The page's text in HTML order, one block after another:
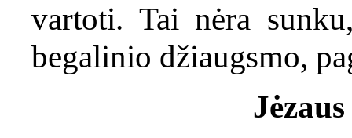
vartoti. Tai nėra
begalinio džiaugsmo,